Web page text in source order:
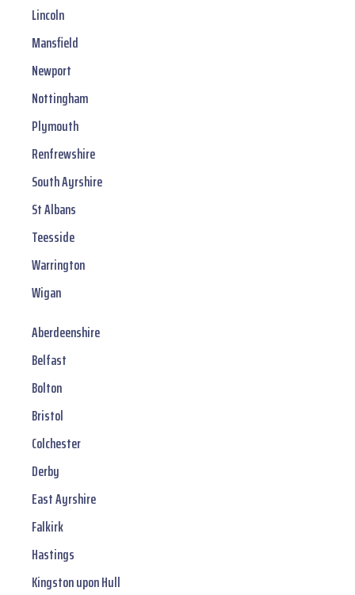
Lincoln
Mansfield
Newport
Nottingham
Plymouth
Renfrewshire
South Ayrshire
St Albans
Teesside
Warrington
Wigan
Aberdeenshire
Belfast
Bolton
Bristol
Colchester
Derby
East Ayrshire
Falkirk
Hastings
Kingston upon Hull